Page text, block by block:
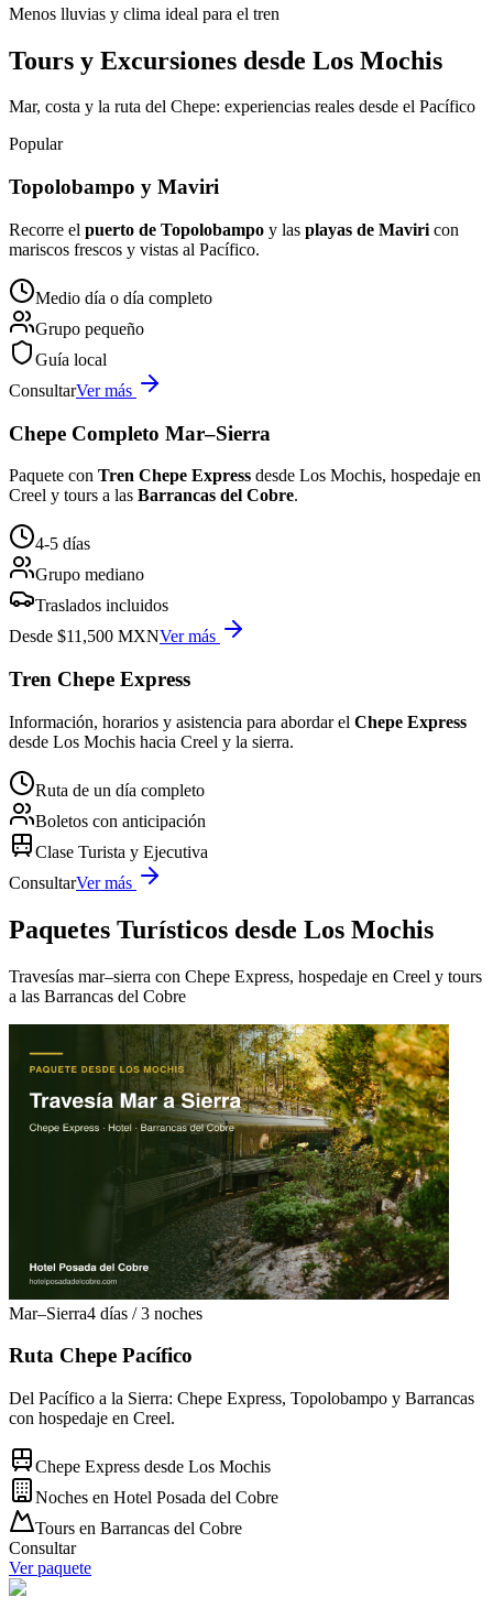
Menos lluvias y clima ideal para el tren
Tours y Excursiones desde Los Mochis
Mar, costa y la ruta del Chepe: experiencias reales desde el Pacífico
Popular
Topolobampo y Maviri
Recorre el puerto de Topolobampo y las playas de Maviri con
mariscos frescos y vistas al Pacífico.
Medio día o día completo
Grupo pequeño
Guía local
ConsultarVer más
Chepe Completo Mar–Sierra
Paquete con Tren Chepe Express desde Los Mochis, hospedaje en
Creel y tours a las Barrancas del Cobre.
4-5 días
Grupo mediano
Traslados incluidos
Desde $11,500 MXNVer más
Tren Chepe Express
Información, horarios y asistencia para abordar el Chepe Express
desde Los Mochis hacia Creel y la sierra.
Ruta de un día completo
Boletos con anticipación
Clase Turista y Ejecutiva
ConsultarVer más
Paquetes Turísticos desde Los Mochis
Travesías mar–sierra con Chepe Express, hospedaje en Creel y tours
a las Barrancas del Cobre
Mar–Sierra4 días / 3 noches
Ruta Chepe Pacífico
Del Pacífico a la Sierra: Chepe Express, Topolobampo y Barrancas
con hospedaje en Creel.
Chepe Express desde Los Mochis
Noches en Hotel Posada del Cobre
Tours en Barrancas del Cobre
Consultar
Ver paquete